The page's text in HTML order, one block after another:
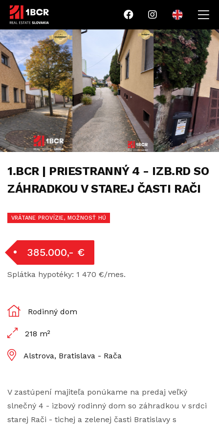
1.BCR | PRIESTRANNÝ 4 - IZB.RD SO
ZÁHRADKOU V STAREJ ČASTI RAČI
VRÁTANE PROVÍZIE, MOŽNOSŤ HÚ
385.000,- €
Splátka hypotéky: 1 470 €/mes.
Rodinný dom
218 m²
Alstrova, Bratislava - Rača
V zastúpení majiteľa ponúkame na predaj veľký
slnečný 4 - izbový rodinný dom so záhradkou v srdci
starej Rači - tichej a zelenej časti Bratislavy s